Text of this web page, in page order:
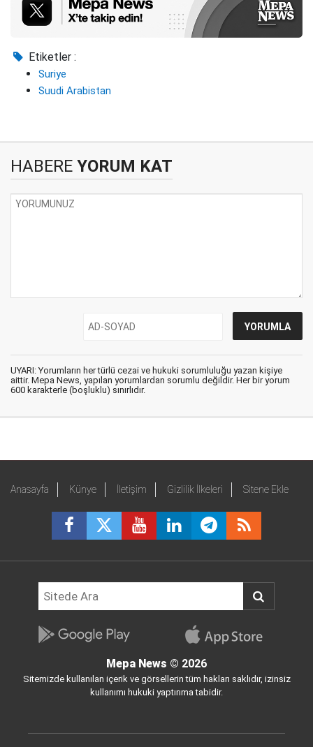
Etiketler :
Suriye
Suudi Arabistan
HABERE YORUM KAT
UYARI: Yorumların her türlü cezai ve hukuki sorumluluğu yazan kişiye
aittir. Mepa News, yapılan yorumlardan sorumlu değildir. Her bir yorum
600 karakterle (boşluklu) sınırlıdır.
Anasayfa Künye İletişim Gizlilik İlkeleri Sitene Ekle
Mepa News © 2026
Sitemizde kullanılan içerik ve görsellerin tüm hakları saklıdır, izinsiz
kullanımı hukuki yaptırıma tabidir.